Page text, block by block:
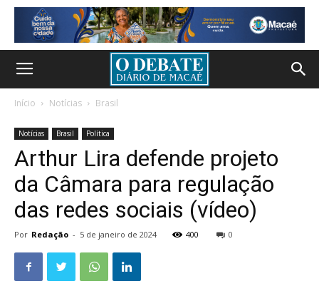
Início Notícias Brasil
Notícias Brasil Política
Arthur Lira defende projeto
da Câmara para regulação
das redes sociais (vídeo)
Por Redação - 5 de janeiro de 2024 400 0